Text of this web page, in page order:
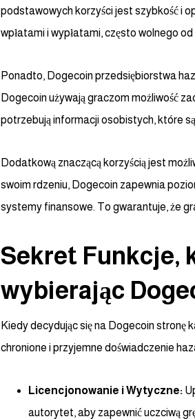
podstawowych korzyści jest szybkość i
wpłatami i wypłatami, często wolnego
Ponadto, Dogecoin przedsiębiorstwa
Dogecoin używają graczom możliwość
potrzebują informacji osobistych, które
Dodatkową znaczącą korzyścią jest
swoim rdzeniu, Dogecoin zapewnia
systemy finansowe. To gwarantuje, że
Sekret Funkcje,
wybierając
Kiedy decydując się na Dogecoin stronę
chronione i przyjemne doświadczenie
Licencjonowanie i Wytyczne:
autorytet, aby zapewnić uczciwą